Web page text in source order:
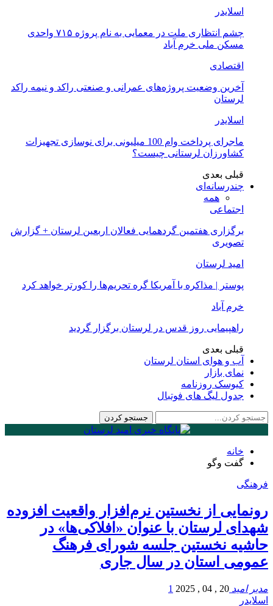
اسلایدر
چشم انتظاری ملت در معمایی به نام پروژه ۷۱۵ واحدی
مسکن ملی خرم آباد
اقتصادی
آخرین وضعیت پروژه‌های عمرانی و صنعتی راکد و نیمه راکد
لرستان
اسلایدر
ماجرای پرداخت وام 100 میلیونی برای نوسازی تجهیزات
کشاورزان لرستانی چیست؟
قبلی بعدی
چندرسانه‌ای
همه
اجتماعی
برگزاری هفتمین گردهمایی فعالان اربعین لرستان + گزارش
تصویری
امید لرستان
پوستر | مذاکره با آمریکا گره تحریم‌ها را کورتر خواهد کرد
خرم آباد
راهپیمایی روز قدس در لرستان برگزار گردید
قبلی بعدی
آب و هوای استان لرستان
نمای بازار
کیوسک روزنامه
جدول لیگ های فوتبال
خانه
گفت وگو
فرهنگی
رونمایی از نخستین نرم‌افزار واقعیت افزوده
شهدای لرستان با عنوان «افلاکی‌ها» در
حاشیه نخستین جلسه شورای فرهنگ
عمومی استان در سال جاری
مدیر امید 20 , 04 , 2025
1
اسلایدر